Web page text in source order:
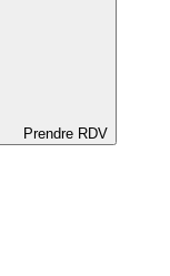
Prendre RDV